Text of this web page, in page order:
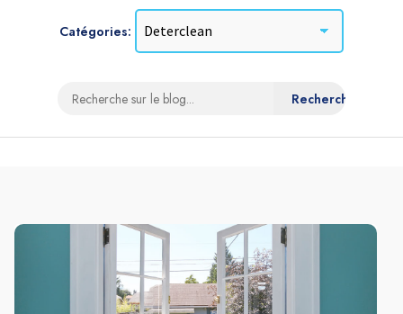
Catégories: